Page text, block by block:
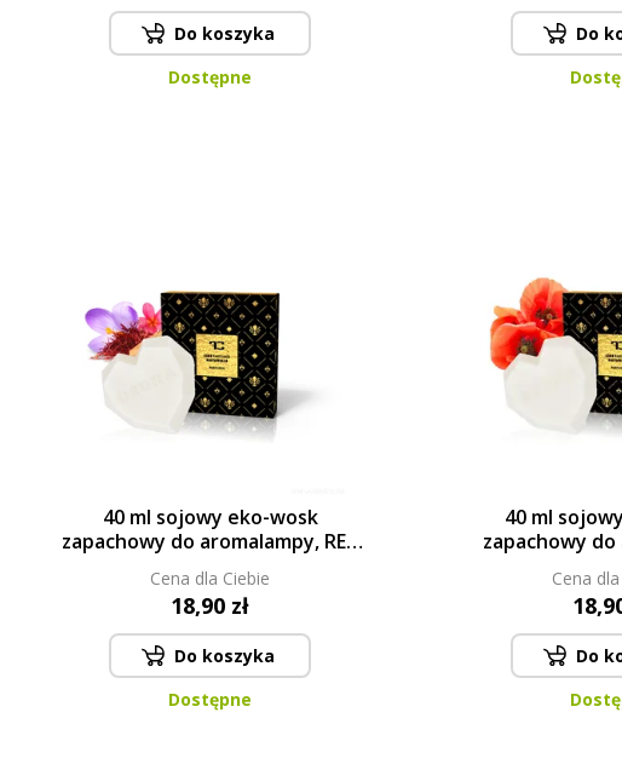
Do koszyka
Dostępne
Do
40 ml sojowy eko-wosk
zapachowy do aromalampy, RED
VELVET, PARFUMIA®
Cena dla Ciebie
18,90 zł
Do koszyka
Dostępne
40 ml
zapachowy
POPPY Cena
Do